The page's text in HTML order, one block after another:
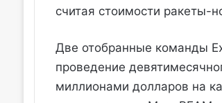
считая стоимости ракеты-
Две отобранные команды
проведение
миллионами долларов на